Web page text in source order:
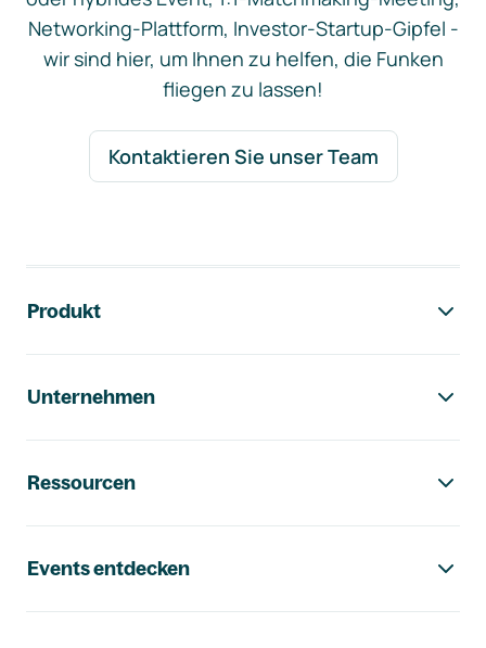
Networking-Plattform, Investor-Startup-Gipfel -
wir sind hier, um Ihnen zu helfen, die Funken
fliegen zu lassen!
Kontaktieren Sie unser Team
Produkt
Unternehmen
Ressourcen
Events entdecken